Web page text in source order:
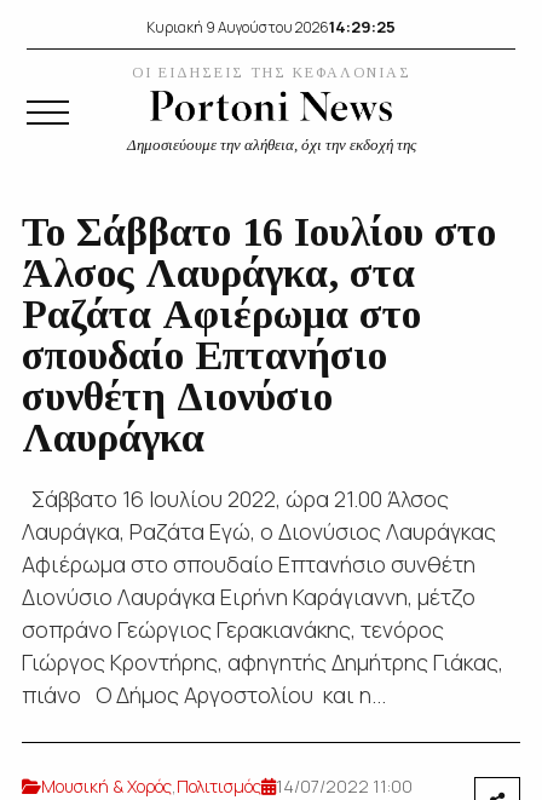
Κυριακή 9 Αυγούστου 202614:29:26
ΟΙ ΕΙΔΗΣΕΙΣ ΤΗΣ ΚΕΦΑΛΟΝΙΑΣ
Δημοσιεύουμε την αλήθεια, όχι την εκδοχή της
Το Σάββατο 16 Ιουλίου στο
Άλσος Λαυράγκα, στα
Ραζάτα Αφιέρωμα στο
σπουδαίο Επτανήσιο
συνθέτη Διονύσιο
Λαυράγκα
Σάββατο 16 Ιουλίου 2022, ώρα 21.00 Άλσος
Λαυράγκα, Ραζάτα Εγώ, ο Διονύσιος Λαυράγκας
Αφιέρωμα στο σπουδαίο Επτανήσιο συνθέτη
Διονύσιο Λαυράγκα Ειρήνη Καράγιαννη, μέτζο
σοπράνο Γεώργιος Γερακιανάκης, τενόρος
Γιώργος Κροντήρης, αφηγητής Δημήτρης Γιάκας,
πιάνο Ο Δήμος Αργοστολίου και η...
Μουσική & Χορός,Πολιτισμός
14/07/2022 11:00